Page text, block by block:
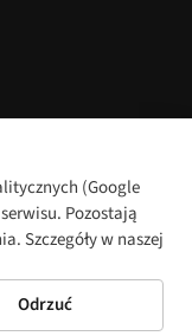
Cookie settings
文PolskiFrançais
(Google
Pozostają
Szczegóły w naszej
Odrzuć